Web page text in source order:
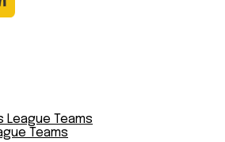
League Teams
Teams